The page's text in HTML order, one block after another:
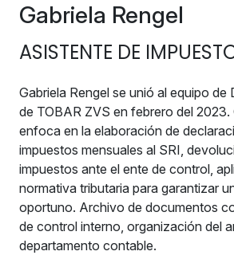
Gabriela Rengel
ASISTENTE DE
Gabriela Rengel se unió al equipo de
de TOBAR ZVS en febrero del 2023.
enfoca en la elaboración de
impuestos mensuales al SRI,
impuestos ante el ente de control,
normativa tributaria para garantizar
oportuno. Archivo de documentos
de control interno, organización del
departamento contable.